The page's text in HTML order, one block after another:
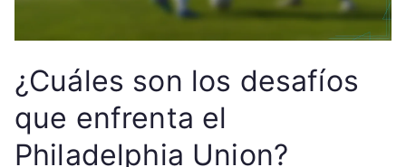
¿Cuáles son los desafíos
que enfrenta el
Philadelphia Union?